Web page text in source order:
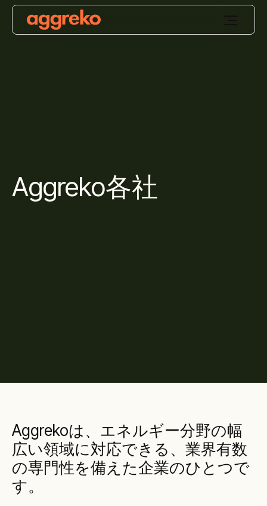
Aggreko各社
Aggrekoは、エネルギー分野の幅
広い領域に対応できる、業界有数
の専門性を備えた企業のひとつで
す。